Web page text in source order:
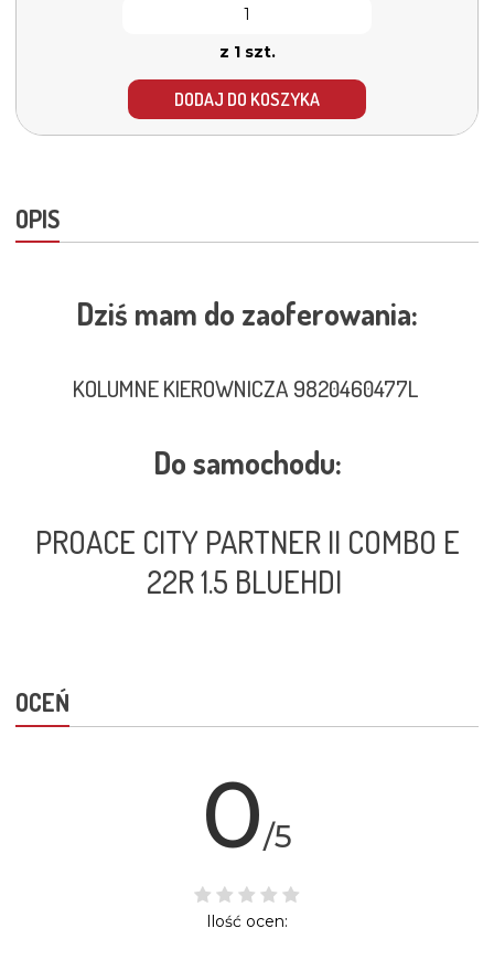
z 1 szt.
DODAJ DO KOSZYKA
OPIS
Dziś mam do zaoferowania:
KOLUMNE KIEROWNICZA 9820460477L
Do samochodu:
PROACE CITY PARTNER II COMBO E
22R 1.5 BLUEHDI
OCEŃ
0/5
Ilość ocen: